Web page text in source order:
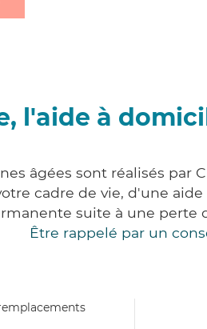
l'aide à
âgées sont réalisés par
cadre de vie, d'une
suite à une perte
Être rappelé par un